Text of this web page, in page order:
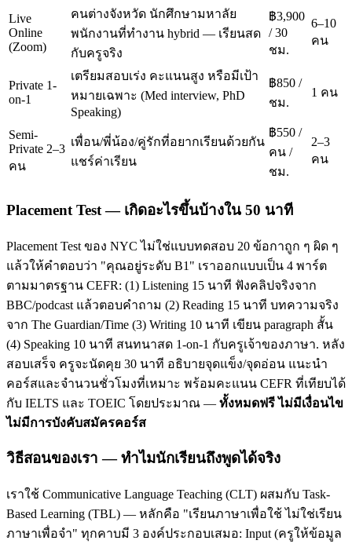
Live
Online
(Zoom)
คนต่างจังหวัด นักศึกษามหาลัย
พนักงานที่ทำงาน hybrid — เรียนสด
กับครูจริง
฿3,900
/ 30
ชม.
6–10
คน
Private 1-
on-1
เตรียมสอบเร่ง คะแนนสูง หรือมีเป้า
หมายเฉพาะ (Med interview, PhD
Speaking)
฿850 /
ชม.
1 คน
Semi-
Private 2–3
คน
เพื่อน/พี่น้อง/คู่รักที่อยากเรียนด้วยกัน
แชร์ค่าเรียน
฿550 /
คน /
ชม.
2–3
คน
Placement Test — เกิดอะไรขึ้นบ้างใน 50 นาที
Placement Test ของ NYC ไม่ใช่แบบทดสอบ 20 ข้อกาถูก ๆ ผิด ๆ
แล้วให้คำตอบว่า "คุณอยู่ระดับ B1" เราออกแบบเป็น 4 พาร์ต
ตามมาตรฐาน CEFR: (1) Listening 15 นาที ฟังคลิปจริงจาก
BBC/podcast แล้วตอบคำถาม (2) Reading 15 นาที บทความจริง
จาก The Guardian/Time (3) Writing 10 นาที เขียน paragraph สั้น
(4) Speaking 10 นาที สนทนาสด 1-on-1 กับครูเจ้าของภาษา. หลัง
สอบเสร็จ ครูจะนัดคุย 30 นาที อธิบายจุดแข็ง/จุดอ่อน แนะนำ
คอร์สและจำนวนชั่วโมงที่เหมาะ พร้อมคะแนน CEFR ที่เทียบได้
กับ IELTS และ TOEIC โดยประมาณ — ทั้งหมดฟรี ไม่มีเงื่อนไข
ไม่มีการบังคับสมัครคอร์ส
วิธีสอนของเรา — ทำไมนักเรียนถึงพูดได้จริง
เราใช้ Communicative Language Teaching (CLT) ผสมกับ Task-
Based Learning (TBL) — หลักคือ "เรียนภาษาเพื่อใช้ ไม่ใช่เรียน
ภาษาเพื่อจำ" ทุกคาบมี 3 องค์ประกอบเสมอ: Input (ครูให้ข้อมูล